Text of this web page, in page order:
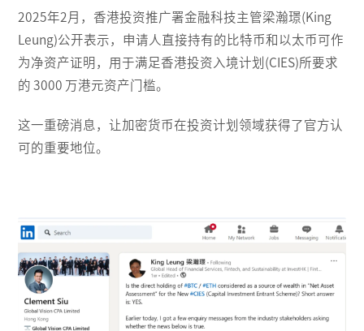
2025年2月，香港投资推广署金融科技主管梁瀚璟(King
Leung)公开表示，申请人直接持有的比特币和以太币可作
为净资产证明，用于满足香港投资入境计划(CIES)所要求
的 3000 万港元资产门槛。
这一重磅消息，让加密货币在投资计划领域获得了官方认
可的重要地位。